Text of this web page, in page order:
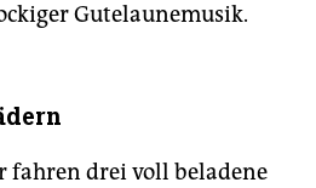
Gutelaunemusik.
fahren drei voll beladene